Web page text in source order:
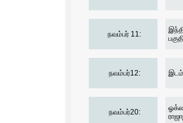
நவம்பர் 11:
நவம்பர்12:
நவம்பர்20: